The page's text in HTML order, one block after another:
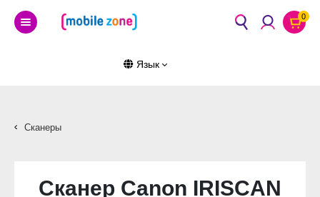
0
Язык
Сканеры
Сканер Canon IRISCAN